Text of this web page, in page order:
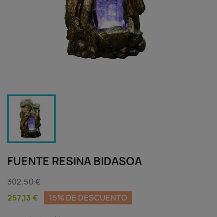
FUENTE RESINA BIDASOA
302,50 €
257,13 €
15% DE DESCUENTO